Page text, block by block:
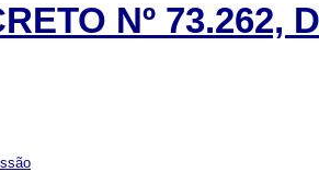
Nº 73.262,